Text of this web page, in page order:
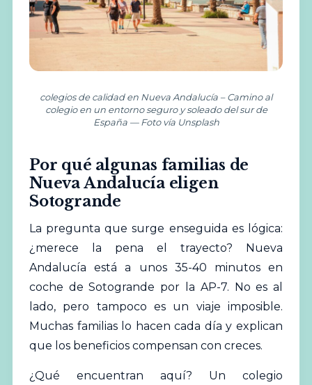
colegios de calidad en Nueva Andalucía – Camino al
colegio en un entorno seguro y soleado del sur de
España — Foto vía Unsplash
Por qué algunas familias de
Nueva Andalucía eligen
Sotogrande
La pregunta que surge enseguida es lógica:
¿merece la pena el trayecto? Nueva
Andalucía está a unos 35-40 minutos en
coche de Sotogrande por la AP-7. No es al
lado, pero tampoco es un viaje imposible.
Muchas familias lo hacen cada día y explican
que los beneficios compensan con creces.
¿Qué encuentran aquí? Un colegio